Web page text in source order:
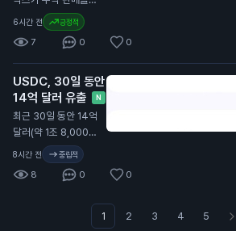
이는 투자자들의 자산
가치에도 긍정적인 영
향을 미칠 수 있습니
규제가 강화되면 스테
이블코인과 같은 가상
자산의 사용에 영향을
한 변화가 자신의 자
산에 어떤 영향을 미
칠지 주의 깊게 살펴
봐야 합니다.
파워를 사용하여 비용
을 절감할 수 있습니
프를 사용해 웹사이트
를 탐색하고, 양식을
작성하며, 다른 브라
우저 기반 작업을 수
행할 수 있습니다. 이
브라우저의 출시는 AI
소프트웨어의 발전에
습니다. Imagine Im
age 2.0은 디자인,
사진, 일러스트레이션
작업에 적합하도록 개
발되었습니다. 이 모
델은 텍스트를 이미지
로 변환하는 기능에서
세계 2위에 올랐습니
다. 현재 API 접근은
계획 중이지만, 아직
제공되지 않습니다.
소식은 중요한 의미가
이끌며 7월에 830억
달러(약 11조 1,000억
원) 이상의 자금을 모
았습니다. 이는 아시
아 지역에서 가장 높
은 월간 판매 기록입
니다. SK 하이닉스는
미국에서 265억 달
러(약 3조 5,000억
원) 규모의 상장을 진
행했습니다. 이는 외
에 상장한 것 중 가장
6시간 전 긍정적
7 0 0
USDC, 30일 동안
14억 달러 유출
N
최근 30일 동안 14억
달러(약 1조 8,000억
원) 규모의 스테이블
코인 USDC가 유통
에서 사라졌습니다.
8시간 전 중립적
8 0 0
1 2 3 4 5